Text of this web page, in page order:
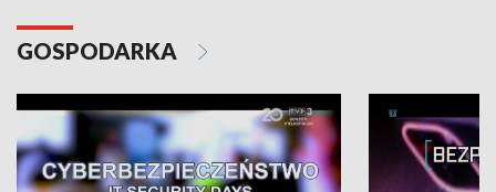
GOSPODARKA